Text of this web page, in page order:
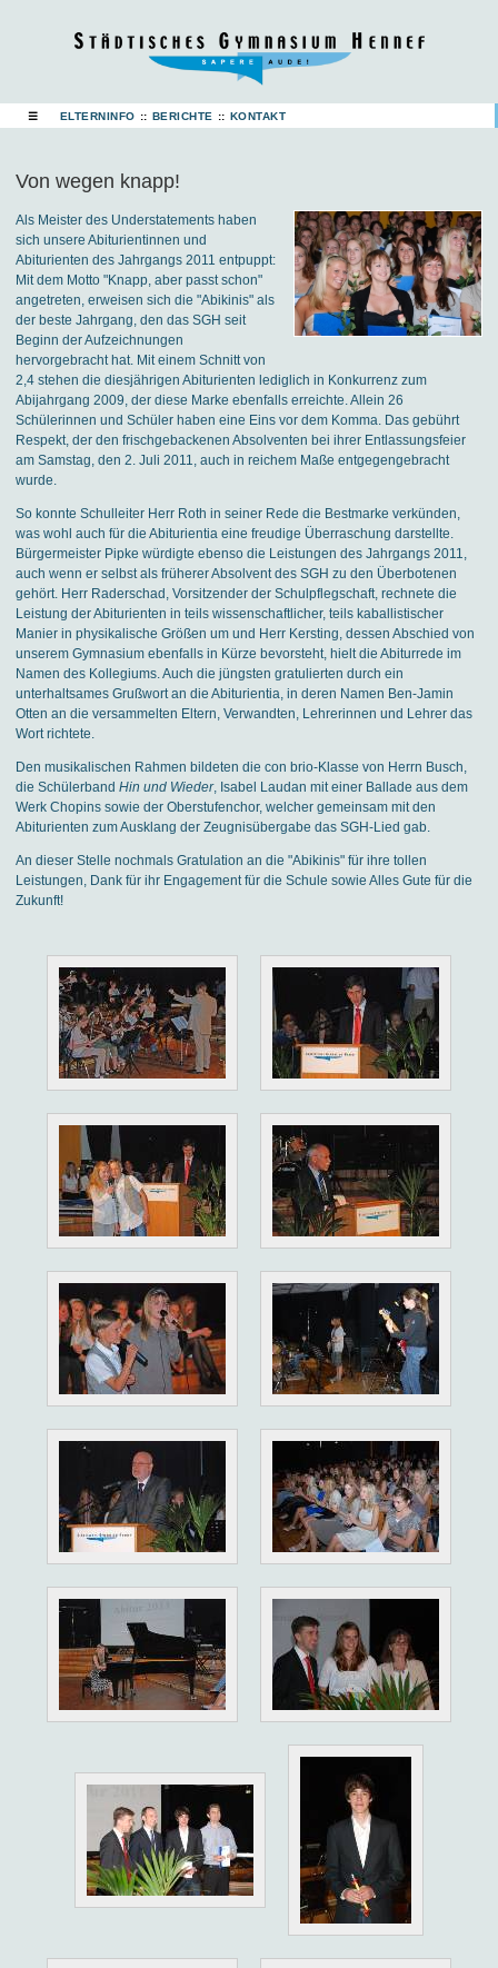
☰ ELTERNINFO :: BERICHTE :: KONTAKT
Von wegen knapp!
Als Meister des Understatements haben
sich unsere Abiturientinnen und
Abiturienten des Jahrgangs 2011 entpuppt:
Mit dem Motto "Knapp, aber passt schon"
angetreten, erweisen sich die "Abikinis" als
der beste Jahrgang, den das SGH seit
Beginn der Aufzeichnungen
hervorgebracht hat. Mit einem Schnitt von
2,4 stehen die diesjährigen Abiturienten lediglich in Konkurrenz zum
Abijahrgang 2009, der diese Marke ebenfalls erreichte. Allein 26
Schülerinnen und Schüler haben eine Eins vor dem Komma. Das gebührt
Respekt, der den frischgebackenen Absolventen bei ihrer Entlassungsfeier
am Samstag, den 2. Juli 2011, auch in reichem Maße entgegengebracht
wurde.
So konnte Schulleiter Herr Roth in seiner Rede die Bestmarke verkünden,
was wohl auch für die Abiturientia eine freudige Überraschung darstellte.
Bürgermeister Pipke würdigte ebenso die Leistungen des Jahrgangs 2011,
auch wenn er selbst als früherer Absolvent des SGH zu den Überbotenen
gehört. Herr Raderschad, Vorsitzender der Schulpflegschaft, rechnete die
Leistung der Abiturienten in teils wissenschaftlicher, teils kaballistischer
Manier in physikalische Größen um und Herr Kersting, dessen Abschied von
unserem Gymnasium ebenfalls in Kürze bevorsteht, hielt die Abiturrede im
Namen des Kollegiums. Auch die jüngsten gratulierten durch ein
unterhaltsames Grußwort an die Abiturientia, in deren Namen Ben-Jamin
Otten an die versammelten Eltern, Verwandten, Lehrerinnen und Lehrer das
Wort richtete.
Den musikalischen Rahmen bildeten die con brio-Klasse von Herrn Busch,
die Schülerband Hin und Wieder, Isabel Laudan mit einer Ballade aus dem
Werk Chopins sowie der Oberstufenchor, welcher gemeinsam mit den
Abiturienten zum Ausklang der Zeugnisübergabe das SGH-Lied gab.
An dieser Stelle nochmals Gratulation an die "Abikinis" für ihre tollen
Leistungen, Dank für ihr Engagement für die Schule sowie Alles Gute für die
Zukunft!